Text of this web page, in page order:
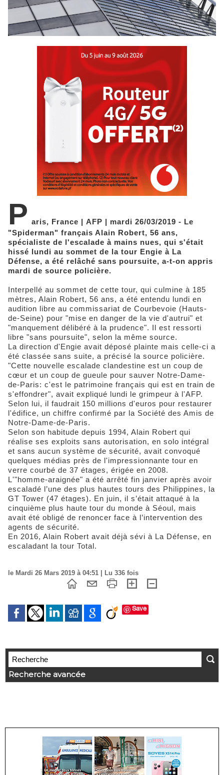
P aris, France | AFP | mardi 26/03/2019 - Le
"Spiderman" français Alain Robert, 56 ans,
spécialiste de l'escalade à mains nues, qui s'était
hissé lundi au sommet de la tour Engie à La
Défense, a été relâché sans poursuite, a-t-on appris
mardi de source policière.
Interpellé au sommet de cette tour, qui culmine à 185
mètres, Alain Robert, 56 ans, a été entendu lundi en
audition libre au commissariat de Courbevoie (Hauts-
de-Seine) pour "mise en danger de la vie d'autrui" et
"manquement délibéré à la prudence". Il est ressorti
libre "sans poursuite", selon la même source.
La direction d'Engie avait déposé plainte mais celle-ci a
été classée sans suite, a précisé la source policière.
"Cette nouvelle escalade clandestine est un coup de
cœur et un coup de gueule pour sauver Notre-Dame-
de-Paris: c'est le patrimoine français qui est en train de
s'effondrer", avait expliqué lundi le grimpeur à l'AFP.
Selon lui, il faudrait 150 millions d'euros pour restaurer
l'édifice, un chiffre confirmé par la Société des Amis de
Notre-Dame-de-Paris.
Selon son habitude depuis 1994, Alain Robert qui
réalise ses exploits sans autorisation, en solo intégral
et sans aucun système de sécurité, avait convoqué
quelques médias près de l'impressionnante tour en
verre courbé de 37 étages, érigée en 2008.
L'"homme-araignée" a été arrêté fin janvier après avoir
escaladé l’une des plus hautes tours des Philippines, la
GT Tower (47 étages). En juin, il s’était attaqué à la
cinquième plus haute tour du monde à Séoul, mais
avait été obligé de renoncer face à l’intervention des
agents de sécurité.
En 2016, Alain Robert avait déjà sévi à La Défense, en
escaladant la tour Total.
le Mardi 26 Mars 2019 à 04:51 | Lu 336 fois
Save
Recherche avancée